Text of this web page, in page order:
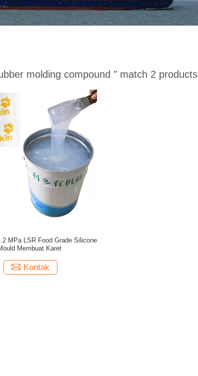
molding compound " match 2 products
MPa LSR Food Grade Silicone
Membuat Karet
Kontak